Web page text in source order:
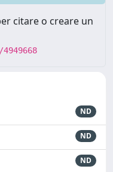
citare o creare un
ND
ND
ND